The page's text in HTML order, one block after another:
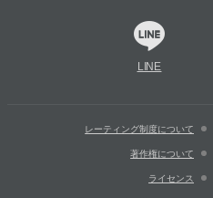
LINE
レーティング制度について
著作権について
ライセンス